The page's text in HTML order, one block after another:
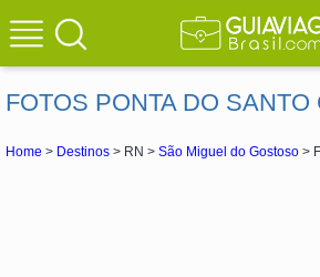
FOTOS PONTA DO SANTO
Home > Destinos > RN > São Miguel do Gostoso >